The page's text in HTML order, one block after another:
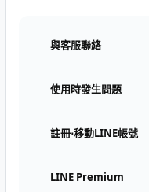
與客服聯絡
使用時發生問題
註冊⋅移動LINE帳號
LINE Premium